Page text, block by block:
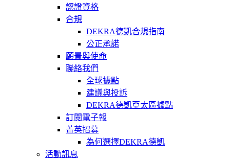
認證資格
合規
DEKRA德凱合規指南
公正承諾
願景與使命
聯絡我們
全球據點
建議與投訴
DEKRA德凱亞太區據點
訂閱電子報
菁英招募
為何選擇DEKRA德凱
活動訊息